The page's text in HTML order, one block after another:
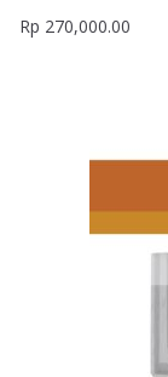
Rp 270,000.00